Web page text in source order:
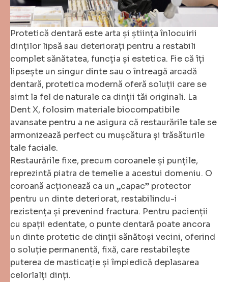
Protetică dentară este arta și știința înlocuirii
dinților lipsă sau deteriorați pentru a restabili
complet sănătatea, funcția și estetica. Fie că îți
lipsește un singur dinte sau o întreagă arcadă
dentară, protetica modernă oferă soluții care se
simt la fel de naturale ca dinții tăi originali. La
Dent X, folosim materiale biocompatibile
avansate pentru a ne asigura că restaurările tale se
armonizează perfect cu mușcătura și trăsăturile
tale faciale.
Restaurările fixe, precum coroanele și punțile,
reprezintă piatra de temelie a acestui domeniu. O
coroană acționează ca un „capac” protector
pentru un dinte deteriorat, restabilindu-i
rezistența și prevenind fractura. Pentru pacienții
cu spații edentate, o punte dentară poate ancora
un dinte protetic de dinții sănătoși vecini, oferind
o soluție permanentă, fixă, care restabilește
puterea de masticație și împiedică deplasarea
celorlalți dinți.